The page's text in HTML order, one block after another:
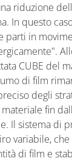
riduzione
In questo
parti in
CUBE del
di film
degli
fin
Il sistema di
variabile,
di film e